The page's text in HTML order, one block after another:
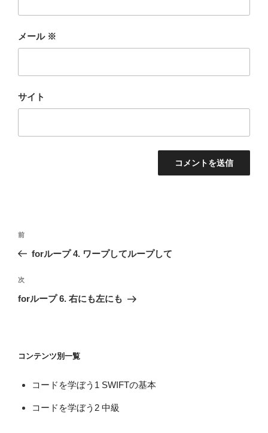
メール ※
サイト
投
ナ
ビ
ゲ
ン
前
の
稿
前
forループ 4. ワープしてループして
次
の
次
forループ 6. 右にも左にも
コンテンツ別一覧
コードを学ぼう1 SWIFTの基本
コードを学ぼう2 中級